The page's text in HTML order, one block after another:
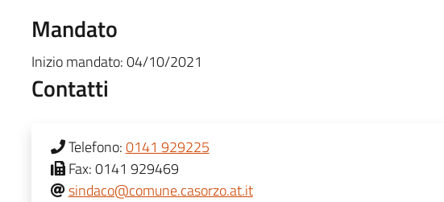
Mandato
Inizio mandato:04/10/2021
Contatti
Telefono:0141 929225
Fax:0141 929469
sindaco@comune.casorzo.at.it